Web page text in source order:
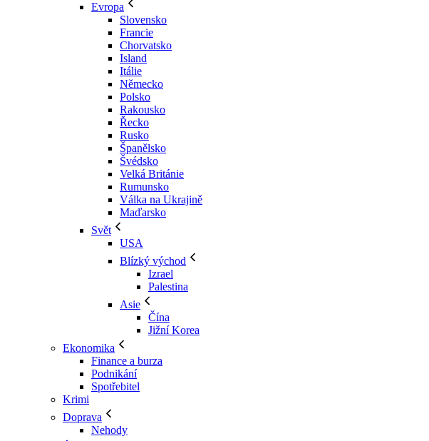
Evropa
Slovensko
Francie
Chorvatsko
Island
Itálie
Německo
Polsko
Rakousko
Řecko
Rusko
Španělsko
Švédsko
Velká Británie
Rumunsko
Válka na Ukrajině
Maďarsko
Svět
USA
Blízký východ
Izrael
Palestina
Asie
Čína
Jižní Korea
Ekonomika
Finance a burza
Podnikání
Spotřebitel
Krimi
Doprava
Nehody